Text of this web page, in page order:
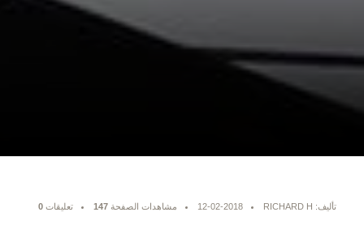
تأليف: RICHARD H 12-02-2018 مشاهدات الصفحة 147 تعليقات 0